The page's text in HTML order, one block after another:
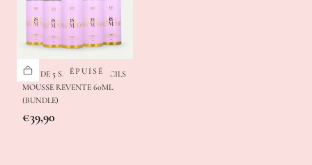
ÉPUISÉ
LOT DE 5 SHAMPOING CILS
MOUSSE REVENTE 60ML
(BUNDLE)
Prix
€39,90